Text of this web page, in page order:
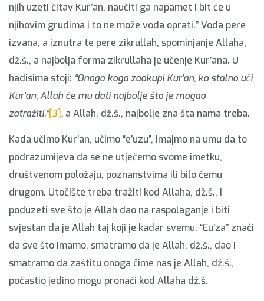
njih uzeti čitav Kur’an, naučiti ga napamet i bit će u
njihovim grudima i to ne može voda oprati.”Voda pere
izvana, a iznutra te pere zikrullah, spominjanje Allaha,
dž.š., a najbolja forma zikrullaha je učenje Kur’ana. U
hadisima stoji: “Onoga koga zaokupi Kur’an, ko stalno uči
Kur’an, Allah će mu dati najbolje što je mogao
zatražiti.”[3], a Allah, dž.š., najbolje zna šta nama treba.
Kada učimo Kur’an, učimo “e’uzu”, imajmo na umu da to
podrazumijeva da se ne utječemo svome imetku,
društvenom položaju, poznanstvima ili bilo čemu
drugom. Utočište treba tražiti kod Allaha, dž.š., i
poduzeti sve što je Allah dao na raspolaganje i biti
svjestan da je Allah taj koji je kadar svemu. “Eu’za” znači
da sve što imamo, smatramo da je Allah, dž.š., dao i
smatramo da zaštitu onoga čime nas je Allah, dž.š.,
počastio jedino mogu pronaći kod Allaha dž.š.